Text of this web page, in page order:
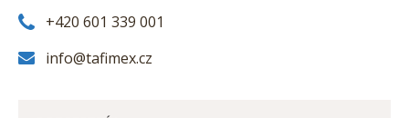
+420 601 339 001
info@tafimex.cz